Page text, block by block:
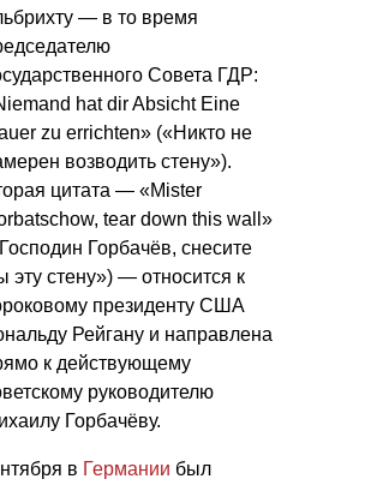
— в то время
Совета ГДР:
hat dir Absicht Eine
zu errichten» («Никто не
возводить стену»).
цитата — «Mister
tear down this wall»
Горбачёв, снесите
эту стену») — относится к
президенту США
Рейгану и направлена
к действующему
руководителю
Горбачёву.
в Германии был